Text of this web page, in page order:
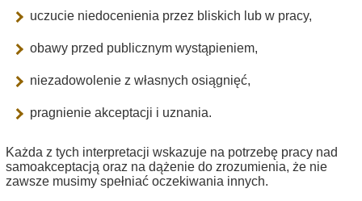
uczucie niedocenienia przez bliskich lub w pracy,
obawy przed publicznym wystąpieniem,
niezadowolenie z własnych osiągnięć,
pragnienie akceptacji i uznania.
Każda z tych interpretacji wskazuje na potrzebę pracy nad
samoakceptacją oraz na dążenie do zrozumienia, że nie
zawsze musimy spełniać oczekiwania innych.